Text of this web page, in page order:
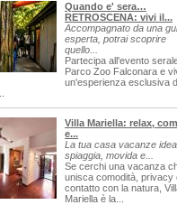
Quando e' sera…
RETROSCENA: vivi il...
Accompagnato da una
esperta, potrai scoprire
quello...
Partecipa all'evento
Parco Zoo Falconara e
un'esperienza esclusiva
Villa Mariella: relax,
e...
La tua casa vacanze
spiaggia, movida e...
Se cerchi una vacanza
unisca comodità, privacy
contatto con la natura,
Mariella è la...